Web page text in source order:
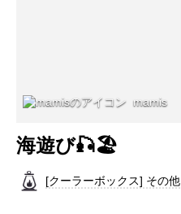
mamis
海遊び🎣🏖️
[クーラーボックス] その他